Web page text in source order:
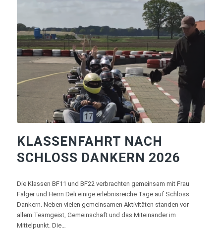
KLASSENFAHRT NACH
SCHLOSS DANKERN 2026
Die Klassen BF11 und BF22 verbrachten gemeinsam mit Frau
Falger und Herrn Deli einige erlebnisreiche Tage auf Schloss
Dankern. Neben vielen gemeinsamen Aktivitäten standen vor
allem Teamgeist, Gemeinschaft und das Miteinander im
Mittelpunkt. Die…